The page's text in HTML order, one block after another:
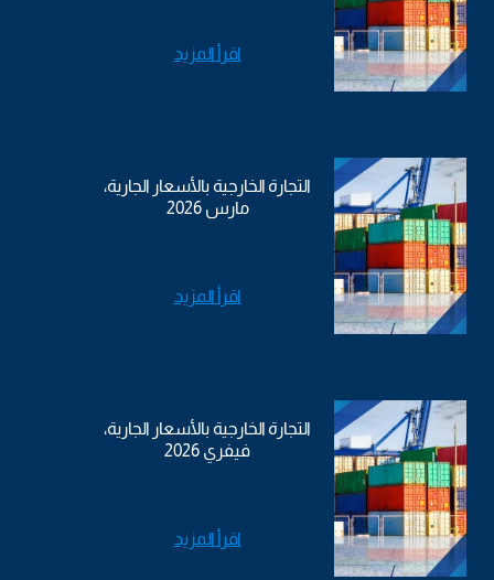
اقرأ المزيد
التجارة الخارجية بالأسعار الجارية،
مارس 2026
اقرأ المزيد
التجارة الخارجية بالأسعار الجارية،
فيفري 2026
اقرأ المزيد